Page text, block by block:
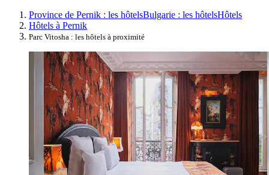
Province de Pernik : les hôtelsBulgarie : les hôtelsHôtels
Hôtels à Pernik
Parc Vitosha : les hôtels à proximité